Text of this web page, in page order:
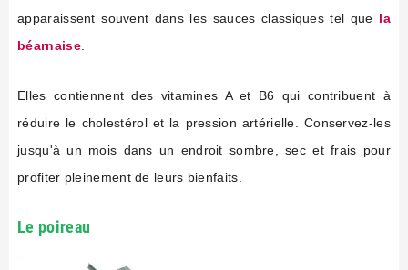
apparaissent souvent dans les sauces classiques tel que la
béarnaise.
Elles contiennent des vitamines A et B6 qui contribuent à
réduire le cholestérol et la pression artérielle. Conservez-les
jusqu'à un mois dans un endroit sombre, sec et frais pour
profiter pleinement de leurs bienfaits.
Le poireau